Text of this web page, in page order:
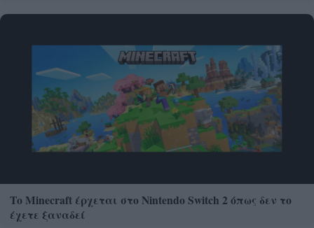
Το Minecraft έρχεται στο Nintendo Switch 2 όπως δεν το
έχετε ξαναδεί